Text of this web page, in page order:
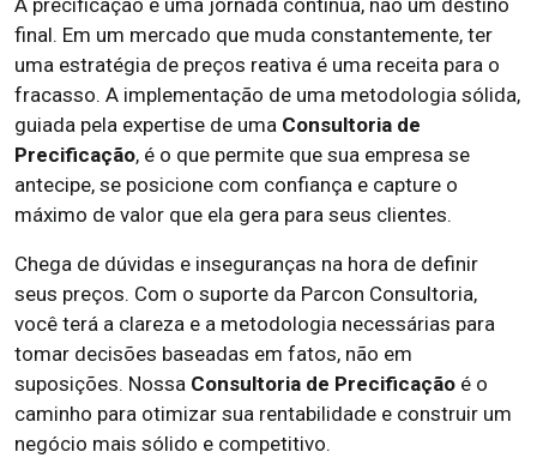
A precificação é uma jornada contínua, não um destino
final. Em um mercado que muda constantemente, ter
uma estratégia de preços reativa é uma receita para o
fracasso. A implementação de uma metodologia sólida,
guiada pela expertise de uma Consultoria de
Precificação, é o que permite que sua empresa se
antecipe, se posicione com confiança e capture o
máximo de valor que ela gera para seus clientes.
Chega de dúvidas e inseguranças na hora de definir
seus preços. Com o suporte da Parcon Consultoria,
você terá a clareza e a metodologia necessárias para
tomar decisões baseadas em fatos, não em
suposições. Nossa Consultoria de Precificação é o
caminho para otimizar sua rentabilidade e construir um
negócio mais sólido e competitivo.